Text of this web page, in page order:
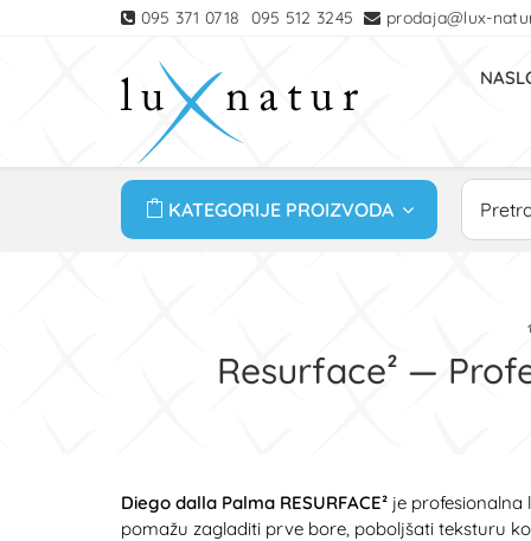
095 371 0718 095 512 3245 prodaja@lux-
KATEGORIJE PROIZVODA
Resurface² —
Diego dalla Palma RESURFACE² je profesionalna
pomažu zagladiti prve bore, poboljšati teksturu